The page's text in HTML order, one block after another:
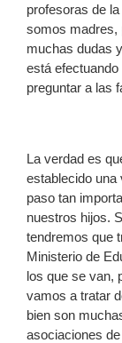
profesoras de
somos madres,
muchas dudas
está
preguntar a las
La verdad es
establecido una
paso tan
nuestros hijos.
tendremos que
Ministerio de
los que se van,
vamos a tratar
bien son
asociaciones